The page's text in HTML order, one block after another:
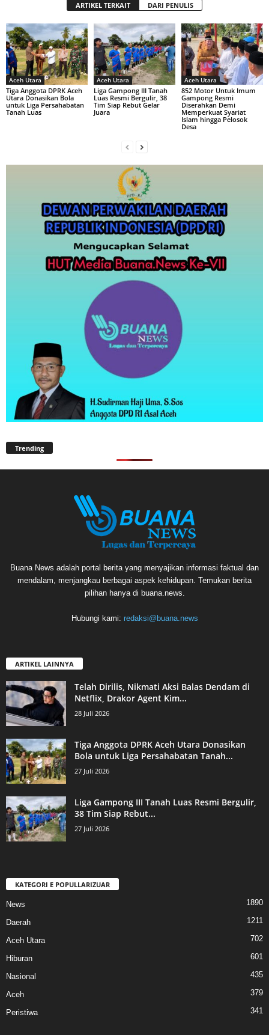
ARTIKEL TERKAIT DARI PENULIS
Aceh Utara
Tiga Anggota DPRK Aceh
Utara Donasikan Bola
untuk Liga Persahabatan
Tanah Luas
Aceh Utara
Liga Gampong III Tanah
Luas Resmi Bergulir, 38
Tim Siap Rebut Gelar
Juara
Aceh Utara
852 Motor Untuk Imum
Gampong Resmi
Diserahkan Demi
Memperkuat Syariat
Islam hingga Pelosok
Desa
Trending
Buana News adalah portal berita yang menyajikan informasi faktual dan
mendalam, menjangkau berbagai aspek kehidupan. Temukan berita
pilihan hanya di buana.news.
Hubungi kami: redaksi@buana.news
ARTIKEL LAINNYA
Telah Dirilis, Nikmati Aksi Balas Dendam di
Netflix, Drakor Agent Kim...
28 Juli 2026
Tiga Anggota DPRK Aceh Utara Donasikan
Bola untuk Liga Persahabatan Tanah...
27 Juli 2026
Liga Gampong III Tanah Luas Resmi Bergulir,
38 Tim Siap Rebut...
27 Juli 2026
KATEGORI E POPULLARIZUAR
News 1890
Daerah 1211
Aceh Utara 702
Hiburan 601
Nasional 435
Aceh 379
Peristiwa 341